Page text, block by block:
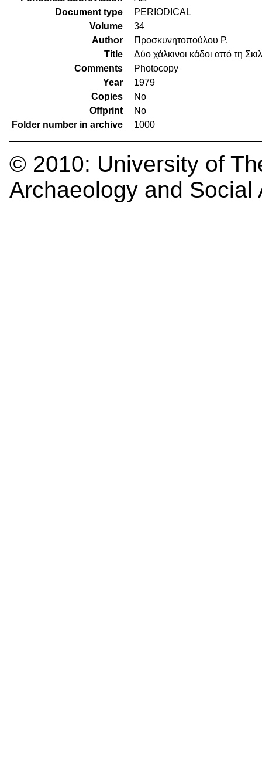
Document type
PERIODICAL
Volume
34
Author
Προσκυνητοπούλου Ρ.
Title
Δύο χάλκινοι κάδοι από τη
Comments
Photocopy
Year
1979
Copies
No
Offprint
No
Folder number in archive
1000
© 2010: University of
Archaeology and Social